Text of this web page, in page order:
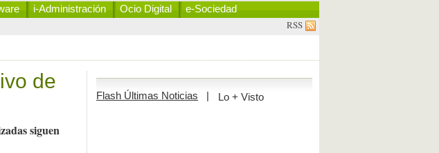
i-Administración Ocio Digital e-Sociedad
RSS
de
siguen
Flash Últimas Noticias | Lo + Visto